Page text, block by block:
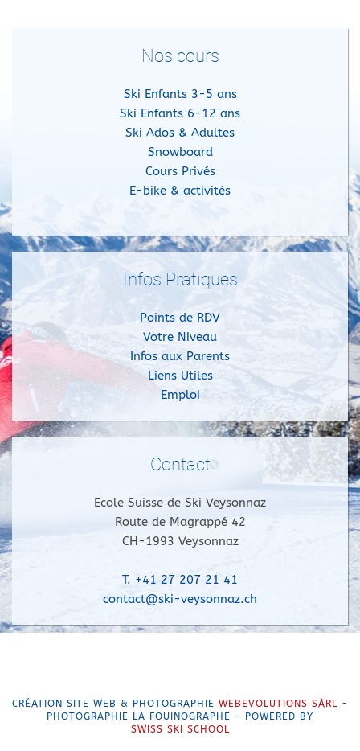
Nos cours
Ski Enfants 3-5 ans
Ski Enfants 6-12 ans
Ski Ados & Adultes
Snowboard
Cours Privés
E-bike & activités
Infos Pratiques
Points de RDV
Votre Niveau
Infos aux Parents
Liens Utiles
Emploi
Contact
Ecole Suisse de Ski Veysonnaz
Route de Magrappé 42
CH-1993 Veysonnaz
T. +41 27 207 21 41
contact@ski-veysonnaz.ch
CRÉATION SITE WEB & PHOTOGRAPHIE WEBEVOLUTIONS SÀRL -
PHOTOGRAPHIE LA FOUINOGRAPHE - POWERED BY
SWISS SKI SCHOOL